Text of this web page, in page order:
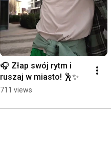
🎧 Złap swój rytm i
ruszaj w miasto! 🕺✨
711 views